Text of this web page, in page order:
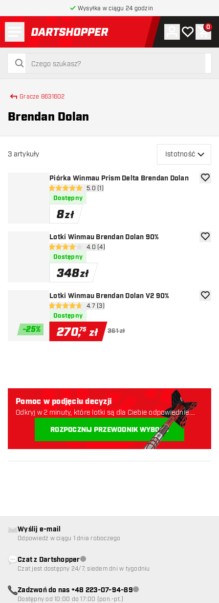
Wysyłka w ciągu 24 godzin
powrót do strony głównej
szukaj
szukaj
Konto
Moja lista
0
Gracze 8631602
Brendan Dolan
3 artykuły Istotność
Piórka Winmau Prism Delta Brendan Dolan
otwórz panel recenzji
5 gwiazdki oceny
5.0 (1)
Dostępny
8zł
Lotki Winmau Brendan Dolan 90%
otwórz panel recenzji
4 gwiazdki oceny4.0 (4)
Dostępny
348zł
-25%
Lotki Winmau Brendan Dolan V2 90%
otwórz panel recenzji
4.7 gwiazdki oceny
4.7 (3)
Dostępny
270,75 zł 361 zł
Pomoc w podjęciu decyzji
Odkryj w 2 minuty, które lotki są dla Ciebie odpowiednie.
ROZPOCZNIJ PRZEWODNIK WYBORU
Wyślij e-mail
Odpowiedź w ciągu 1 dnia roboczego
Czat z DartshopperObsługa klienta niedostępna
Czat jest dostępny 24/7, siedem dni w tygodniu
Zadzwoń do nas +48 223-07-94-89Obsługa klienta niedostępna
Dostępny od 10:00 do 17:00 (pon.-pt.)